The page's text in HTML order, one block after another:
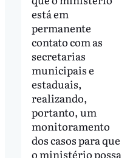
está em
permanente
contato com as
secretarias
municipais e
estaduais,
realizando,
portanto, um
monitoramento
dos casos para que
o ministério possa